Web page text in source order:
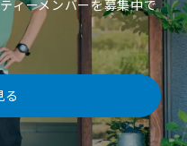
ィーメンバーを募集中で
る